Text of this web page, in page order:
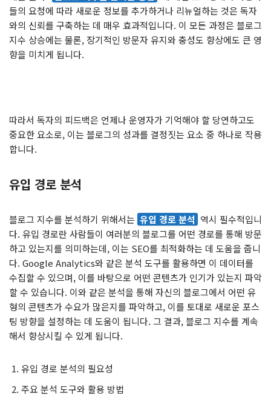
들의 요청에 따라 새로운 정보를 추가하거나 리뉴얼하는 것은 독자
와의 신뢰를 구축하는 데 매우 효과적입니다. 이 모든 과정은 블로그
지수 상승에는 물론, 장기적인 방문자 유지와 충성도 향상에도 큰 영
향을 미치게 됩니다.
따라서 독자의 피드백은 언제나 운영자가 기억해야 할 당연하고도
중요한 요소로, 이는 블로그의 성과를 결정짓는 요소 중 하나로 작용
합니다.
유입 경로 분석
블로그 지수를 분석하기 위해서는 유입 경로 분석 역시 필수적입니
다. 유입 경로란 사람들이 여러분의 블로그를 어떤 경로를 통해 방문
하고 있는지를 의미하는데, 이는 SEO를 최적화하는 데 도움을 줍니
다. Google Analytics와 같은 분석 도구를 활용하면 이 데이터를
수집할 수 있으며, 이를 바탕으로 어떤 콘텐츠가 인기가 있는지 파악
할 수 있습니다. 이와 같은 분석을 통해 자신의 블로그에서 어떤 유
형의 콘텐츠가 수요가 많은지를 파악하고, 이를 토대로 새로운 포스
팅 방향을 설정하는 데 도움이 됩니다. 그 결과, 블로그 지수를 계속
해서 향상시킬 수 있게 됩니다.
유입 경로 분석의 필요성
주요 분석 도구와 활용 방법